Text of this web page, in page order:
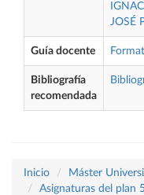
JOSÉ
Guía docente
Bibliografía
recomendada
Inicio
Máster
Asignaturas del plan